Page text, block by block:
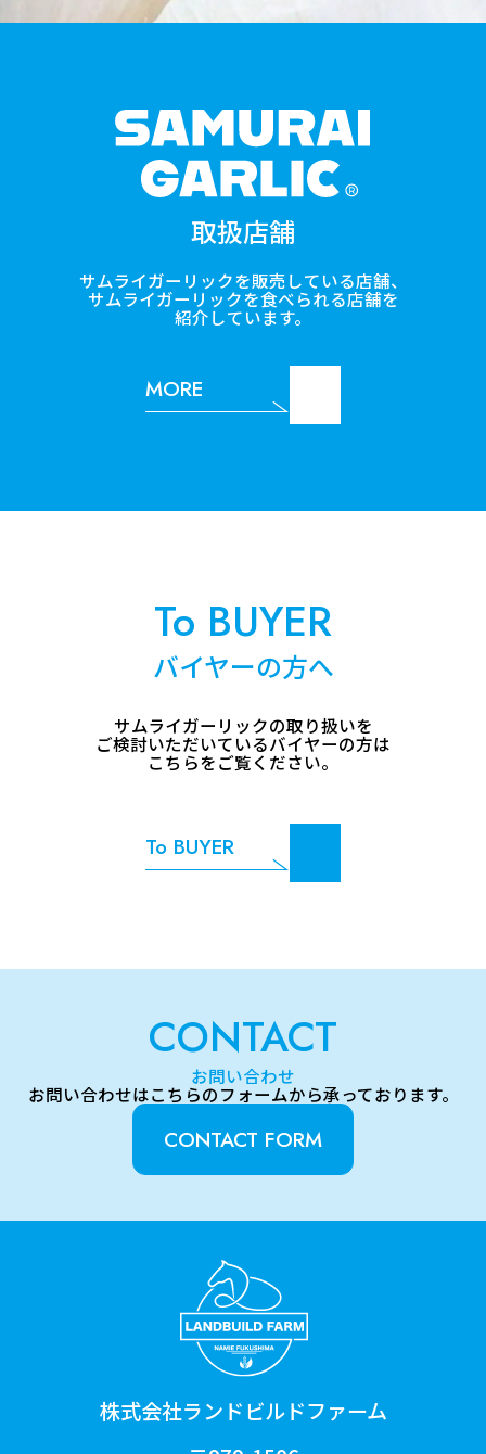
取扱店舗
サムライガーリックを販売している店舗、
サムライガーリックを食べられる店舗を
紹介しています。
MORE
To BUYER
バイヤーの方へ
サムライガーリックの取り扱いを
ご検討いただいているバイヤーの方は
こちらをご覧ください。
To BUYER
CONTACT
お問い合わせ
お問い合わせはこちらのフォームから承っております。
CONTACT FORM
株式会社ランドビルドファーム